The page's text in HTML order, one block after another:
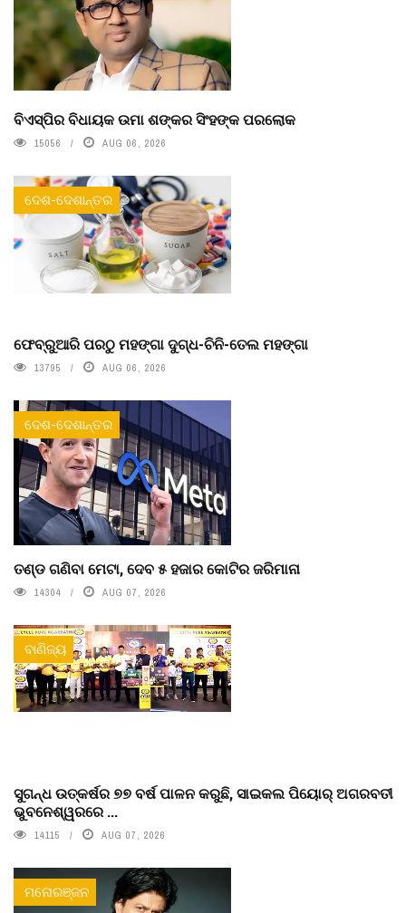
ବିଏସ୍‌ପିର ବିଧାୟକ ଉମା ଶଙ୍କର ସିଂହଙ୍କ ପରଲୋକ
15056 AUG 06, 2026
ଦେଶ-ଦେଶାନ୍ତର
ଫେବ୍ରୁଆରି ପରଠୁ ମହଙ୍ଗା ଦୁଗ୍ଧ-ଚିନି-ତେଲ ମହଙ୍ଗା
13795 AUG 06, 2026
ଦେଶ-ଦେଶାନ୍ତର
ତଣ୍ଡ ଗଣିବା ମେଟା, ଦେବ ୫ ହଜାର କୋଟିର ଜରିମାନା
14304 AUG 07, 2026
ବାଣିଜ୍ୟ
ସୁଗନ୍ଧ ଉତ୍କର୍ଷର ୭୭ ବର୍ଷ ପାଳନ କରୁଛି, ସାଇକଲ ପିୟୋର୍‌ ଅଗରବତୀ
ଭୁବନେଶ୍ୱରରେ ...
14115 AUG 07, 2026
ମନୋରଞ୍ଜନ